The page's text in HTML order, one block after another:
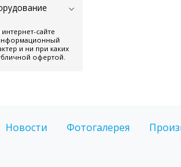
сайте
и ни при каких
офертой.
Новости Фотогалерея